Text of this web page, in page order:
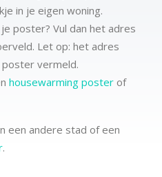
in je eigen woning.
poster? Vul dan het adres
Let op: het adres
vermeld.
housewarming poster of
een andere stad of een
.